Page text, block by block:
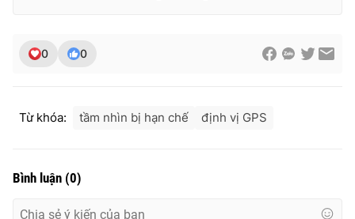
VTV4 Vươn mình bằng AI
Liên hệ tòa soạn
0 0
Từ khóa: tầm nhìn bị hạn chế định vị GPS
Bình luận (0)